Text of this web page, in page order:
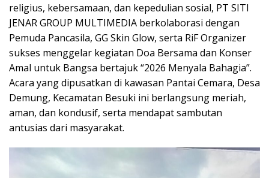
religius, kebersamaan, dan kepedulian sosial, PT SITI
JENAR GROUP MULTIMEDIA berkolaborasi dengan
Pemuda Pancasila, GG Skin Glow, serta RiF Organizer
sukses menggelar kegiatan Doa Bersama dan Konser
Amal untuk Bangsa bertajuk “2026 Menyala Bahagia”.
Acara yang dipusatkan di kawasan Pantai Cemara, Desa
Demung, Kecamatan Besuki ini berlangsung meriah,
aman, dan kondusif, serta mendapat sambutan
antusias dari masyarakat.